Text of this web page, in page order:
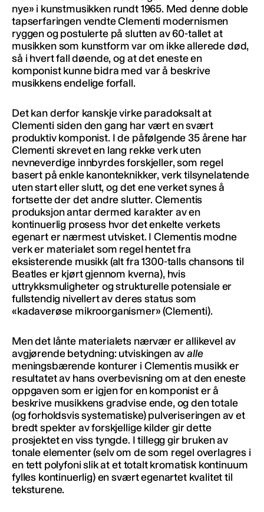
nye» i kunstmusikken rundt 1965. Med denne doble
tapserfaringen vendte Clementi modernismen
ryggen og postulerte på slutten av 60-tallet at
musikken som kunstform var om ikke allerede død,
så i hvert fall døende, og at det eneste en
komponist kunne bidra med var å beskrive
musikkens endelige forfall.
Det kan derfor kanskje virke paradoksalt at
Clementi siden den gang har vært en svært
produktiv komponist. I de påfølgende 35 årene har
Clementi skrevet en lang rekke verk uten
nevneverdige innbyrdes forskjeller, som regel
basert på enkle kanonteknikker, verk tilsynelatende
uten start eller slutt, og det ene verket synes å
fortsette der det andre slutter. Clementis
produksjon antar dermed karakter av en
kontinuerlig prosess hvor det enkelte verkets
egenart er nærmest utvisket. I Clementis modne
verk er materialet som regel hentet fra
eksisterende musikk (alt fra 1300-talls chansons til
Beatles er kjørt gjennom kverna), hvis
uttrykksmuligheter og strukturelle potensiale er
fullstendig nivellert av deres status som
«kadaverøse mikroorganismer» (Clementi).
Men det lånte materialets nærvær er allikevel av
avgjørende betydning: utviskingen avalle
meningsbærende konturer i Clementis musikk er
resultatet av hans overbevisning om at den eneste
oppgaven som er igjen for en komponist er å
beskrive musikkens gradvise ende, og den totale
(og forholdsvis systematiske) pulveriseringen av et
bredt spekter av forskjellige kilder gir dette
prosjektet en viss tyngde. I tillegg gir bruken av
tonale elementer (selv om de som regel overlagres i
en tett polyfoni slik at et totalt kromatisk kontinuum
fylles kontinuerlig) en svært egenartet kvalitet til
teksturene.